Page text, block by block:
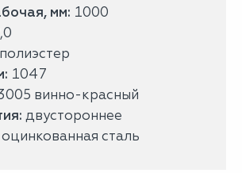
мм: 1000
полиэстер
1047
винно-красный
двустороннее
оцинкованная сталь